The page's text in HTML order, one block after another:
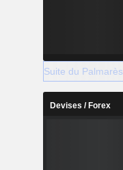
Suite du Palmarès
Devises / Forex